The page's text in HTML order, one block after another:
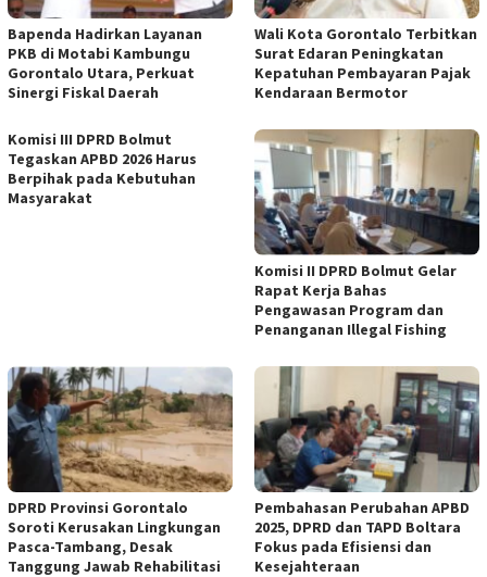
Bapenda Hadirkan Layanan
PKB di Motabi Kambungu
Gorontalo Utara, Perkuat
Sinergi Fiskal Daerah
Wali Kota Gorontalo Terbitkan
Surat Edaran Peningkatan
Kepatuhan Pembayaran Pajak
Kendaraan Bermotor
Komisi III DPRD Bolmut
Tegaskan APBD 2026 Harus
Berpihak pada Kebutuhan
Masyarakat
Komisi II DPRD Bolmut Gelar
Rapat Kerja Bahas
Pengawasan Program dan
Penanganan Illegal Fishing
DPRD Provinsi Gorontalo
Soroti Kerusakan Lingkungan
Pasca-Tambang, Desak
Tanggung Jawab Rehabilitasi
Pembahasan Perubahan APBD
2025, DPRD dan TAPD Boltara
Fokus pada Efisiensi dan
Kesejahteraan